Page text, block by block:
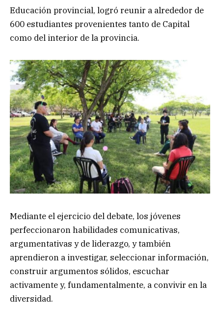
Educación provincial, logró reunir a alrededor de
600 estudiantes provenientes tanto de Capital
como del interior de la provincia.
Mediante el ejercicio del debate, los jóvenes
perfeccionaron habilidades comunicativas,
argumentativas y de liderazgo, y también
aprendieron a investigar, seleccionar información,
construir argumentos sólidos, escuchar
activamente y, fundamentalmente, a convivir en la
diversidad.